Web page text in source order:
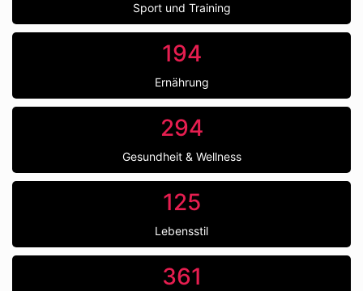
Sport und Training
194
Ernährung
294
Gesundheit & Wellness
125
Lebensstil
361